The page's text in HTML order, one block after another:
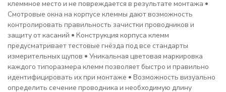
клеммное место и не повреждается в результате монтажа •
Смотровые окна на корпусе клеммы дают возможность
контролировать правильность зачистки проводников и
защиту от касаний • Конструкция корпуса клемм
предусматривает тестовые гнёзда под все стандарты
измерительных щупов • Уникальная цветовая маркировка
каждого типоразмера клемм позволяет быстро и правильно
идентифицировать их при монтаже • Возможность визуально
определить сечение проводника и необходимую длину